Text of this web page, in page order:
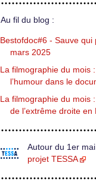
Au fil du blog :
Bestofdoc#6 - Sauve qui
mars 2025
La filmographie du mois
l’humour dans le
La filmographie du
de l’extrême droite
Autour du 1er
projet TESSA